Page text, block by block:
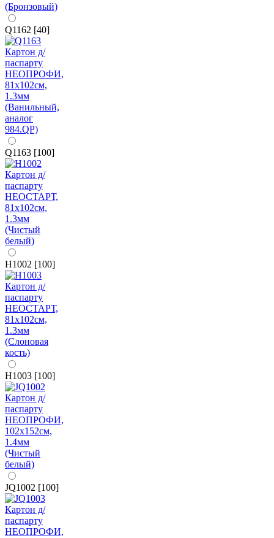
Q1162 [40]
Q1163 [100]
H1002 [100]
H1003 [100]
JQ1002 [100]